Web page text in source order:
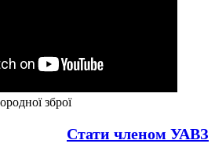
зброї
Стати членом УАВЗ